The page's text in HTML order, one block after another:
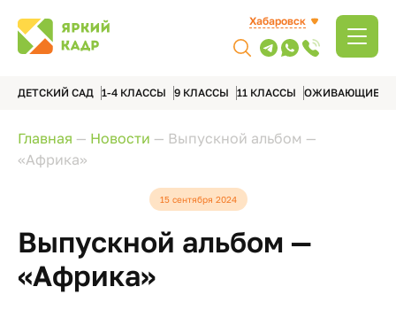
Хабаровск
ДЕТСКИЙ САД 1-4 КЛАССЫ 9 КЛАССЫ 11 КЛАССЫ ОЖИВАЮЩИЕ
Главная — Новости — Выпускной альбом —
«Африка»
15 сентября 2024
Выпускной альбом —
«Африка»